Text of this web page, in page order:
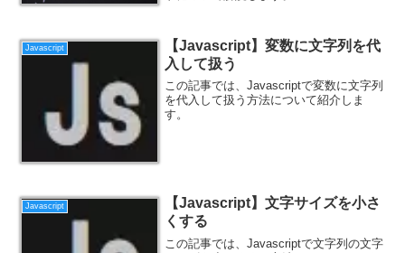
Javascript
【Javascript】変数に文字列を代
入して扱う
この記事では、Javascriptで変数に文字列
を代入して扱う方法について紹介しま
す。
Javascript
【Javascript】文字サイズを小さ
くする
この記事では、Javascriptで文字列の文字